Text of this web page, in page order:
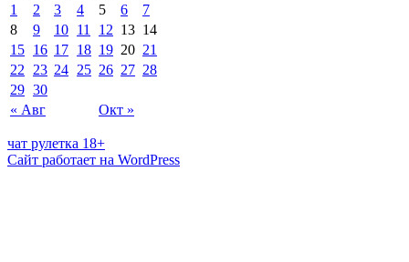
« Авг Окт »
1 2 3 4 5 6
7
8
9 10 11 12 13 14
15 16 17 18 19 20 21
22
23 24 25 26 27 28
29 30
чат рулетка 18+
Сайт работает на WordPress